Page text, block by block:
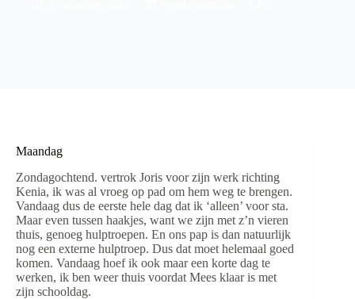
Maandag
Zondagochtend. vertrok Joris voor zijn werk richting
Kenia, ik was al vroeg op pad om hem weg te brengen.
Vandaag dus de eerste hele dag dat ik ‘alleen’ voor sta.
Maar even tussen haakjes, want we zijn met z’n vieren
thuis, genoeg hulptroepen. En ons pap is dan natuurlijk
nog een externe hulptroep. Dus dat moet helemaal goed
komen. Vandaag hoef ik ook maar een korte dag te
werken, ik ben weer thuis voordat Mees klaar is met
zijn schooldag.